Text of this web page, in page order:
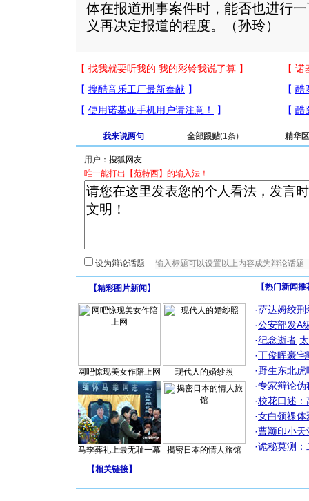
体在报道刑事案件时，能否也进行
义再决定报道的程度。（孙玲）
我来说两句 全部跟贴(1条) 精华区
用户：
唯一能打出【范特西】的输入法！
设为辩论话题
【精彩图片新闻 】
网吧惊现美女作陪上网 现代人的婚纱照
马季葬礼上最无耻一幕 揭密日本的情人旅馆
【热门新闻
·萨达姆绞刑
·公安部发A
·纪念逝者
·丁俊晖豪
·野生东北
·专家辩论伪
·校花口述：
·女白领祼体
·曹颖印小天
·诡秘莫测：
【相关链接】